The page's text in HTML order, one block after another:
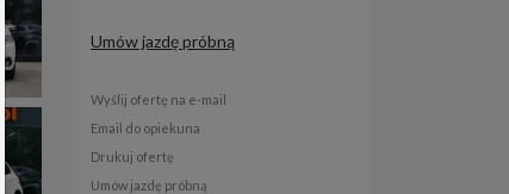
Umów jazdę próbną
Wyślij ofertę na e-mail
Email do opiekuna
Drukuj ofertę
Umów jazdę próbną